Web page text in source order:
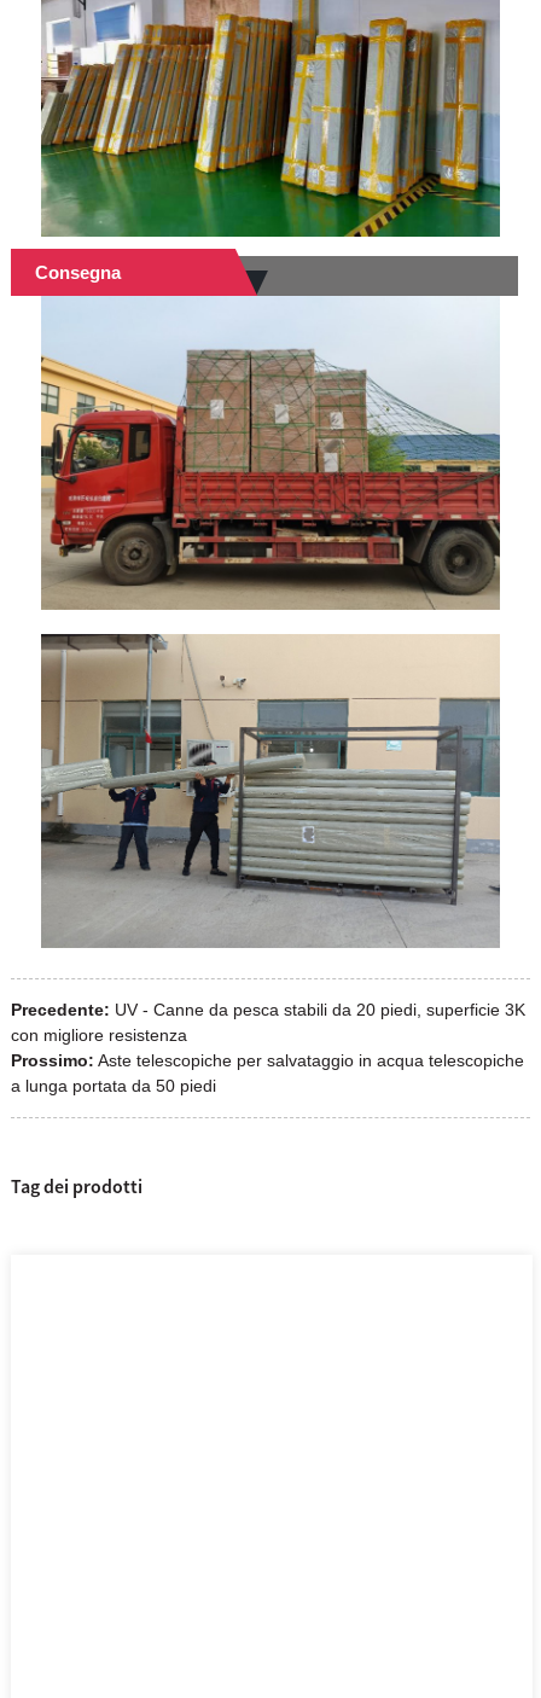
Consegna
Precedente: UV - Canne da pesca stabili da 20 piedi, superficie 3K
con migliore resistenza
Prossimo: Aste telescopiche per salvataggio in acqua telescopiche
a lunga portata da 50 piedi
Tag dei prodotti